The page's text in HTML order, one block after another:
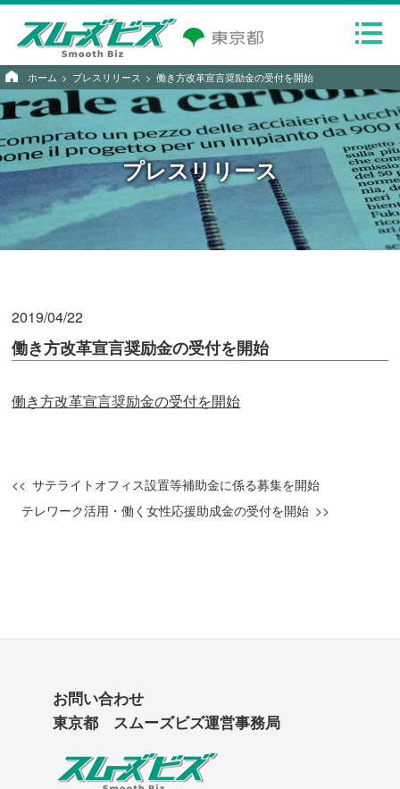
ホーム プレスリリース 働き方改革宣言奨励金の受付を開始
プレスリリース
2019/04/22
働き方改革宣言奨励金の受付を開始
働き方改革宣言奨励金の受付を開始
サテライトオフィス設置等補助金に係る募集を開始
テレワーク活用・働く女性応援助成金の受付を開始
お問い合わせ
東京都 スムーズビズ運営事務局